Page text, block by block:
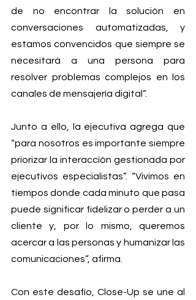
de no encontrar la solución en
conversaciones automatizadas, y
estamos convencidos que siempre se
necesitará a una persona para
resolver problemas complejos en los
canales de mensajería digital”.
Junto a ello, la ejecutiva agrega que
“para nosotros es importante siempre
priorizar la interacción gestionada por
ejecutivos especialistas”. “Vivimos en
tiempos donde cada minuto que pasa
puede significar fidelizar o perder a un
cliente y, por lo mismo, queremos
acercar a las personas y humanizar las
comunicaciones”, afirma.
Con este desafío, Close-Up se une al